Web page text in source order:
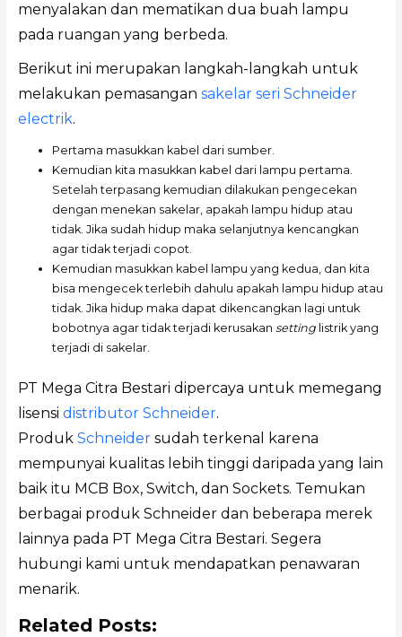
menyalakan dan mematikan dua buah lampu
pada ruangan yang berbeda.
Berikut ini merupakan langkah-langkah untuk
melakukan pemasangan sakelar seri Schneider
electrik.
Pertama masukkan kabel dari sumber.
Kemudian kita masukkan kabel dari lampu pertama.
Setelah terpasang kemudian dilakukan pengecekan
dengan menekan sakelar, apakah lampu hidup atau
tidak. Jika sudah hidup maka selanjutnya kencangkan
agar tidak terjadi copot.
Kemudian masukkan kabel lampu yang kedua, dan kita
bisa mengecek terlebih dahulu apakah lampu hidup atau
tidak. Jika hidup maka dapat dikencangkan lagi untuk
bobotnya agar tidak terjadi kerusakan settinglistrik yang
terjadi di sakelar.
PT Mega Citra Bestari dipercaya untuk memegang
lisensi distributor Schneider.
Produk Schneidersudah terkenal karena
mempunyai kualitas lebih tinggi daripada yang lain
baik itu MCB Box, Switch, dan Sockets. Temukan
berbagai produk Schneider dan beberapa merek
lainnya pada PT Mega Citra Bestari. Segera
hubungi kami untuk mendapatkan penawaran
menarik.
Related Posts: